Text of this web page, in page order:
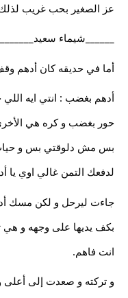
عز الصغير بحب غريب لذلك
______شيماء سعيد_______
أما في حديقه كان أدهم
أدهم بغضب : انتي ايه
حور بغضب و كره هي
بس مش دلوقتي بس و
لدفعك التمن غالي اوي يا
جاءت ليرحل و لكن مسك
بكف يديها على وجهه و
انت فاهم.
و تركته و صعدت إلى أعلى